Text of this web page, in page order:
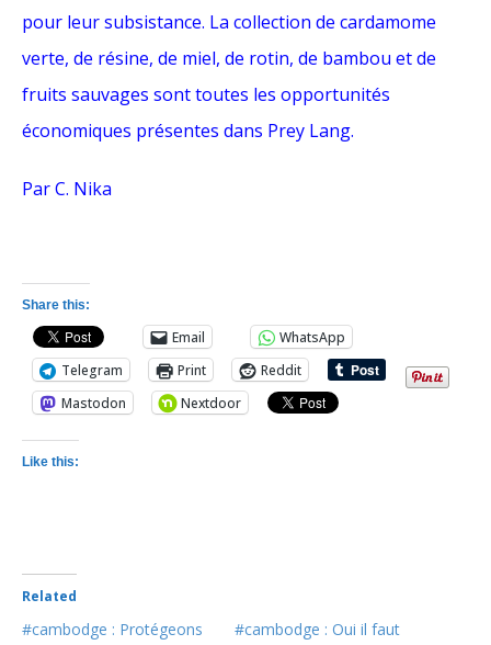
pour leur subsistance. La collection de cardamome
verte, de résine, de miel, de rotin, de bambou et de
fruits sauvages sont toutes les opportunités
économiques présentes dans Prey Lang.
Par C. Nika
Share this:
Email
WhatsApp
Telegram
Print
Reddit
Mastodon
Nextdoor
Like this:
Related
#cambodge : Protégeons
#cambodge : Oui il faut